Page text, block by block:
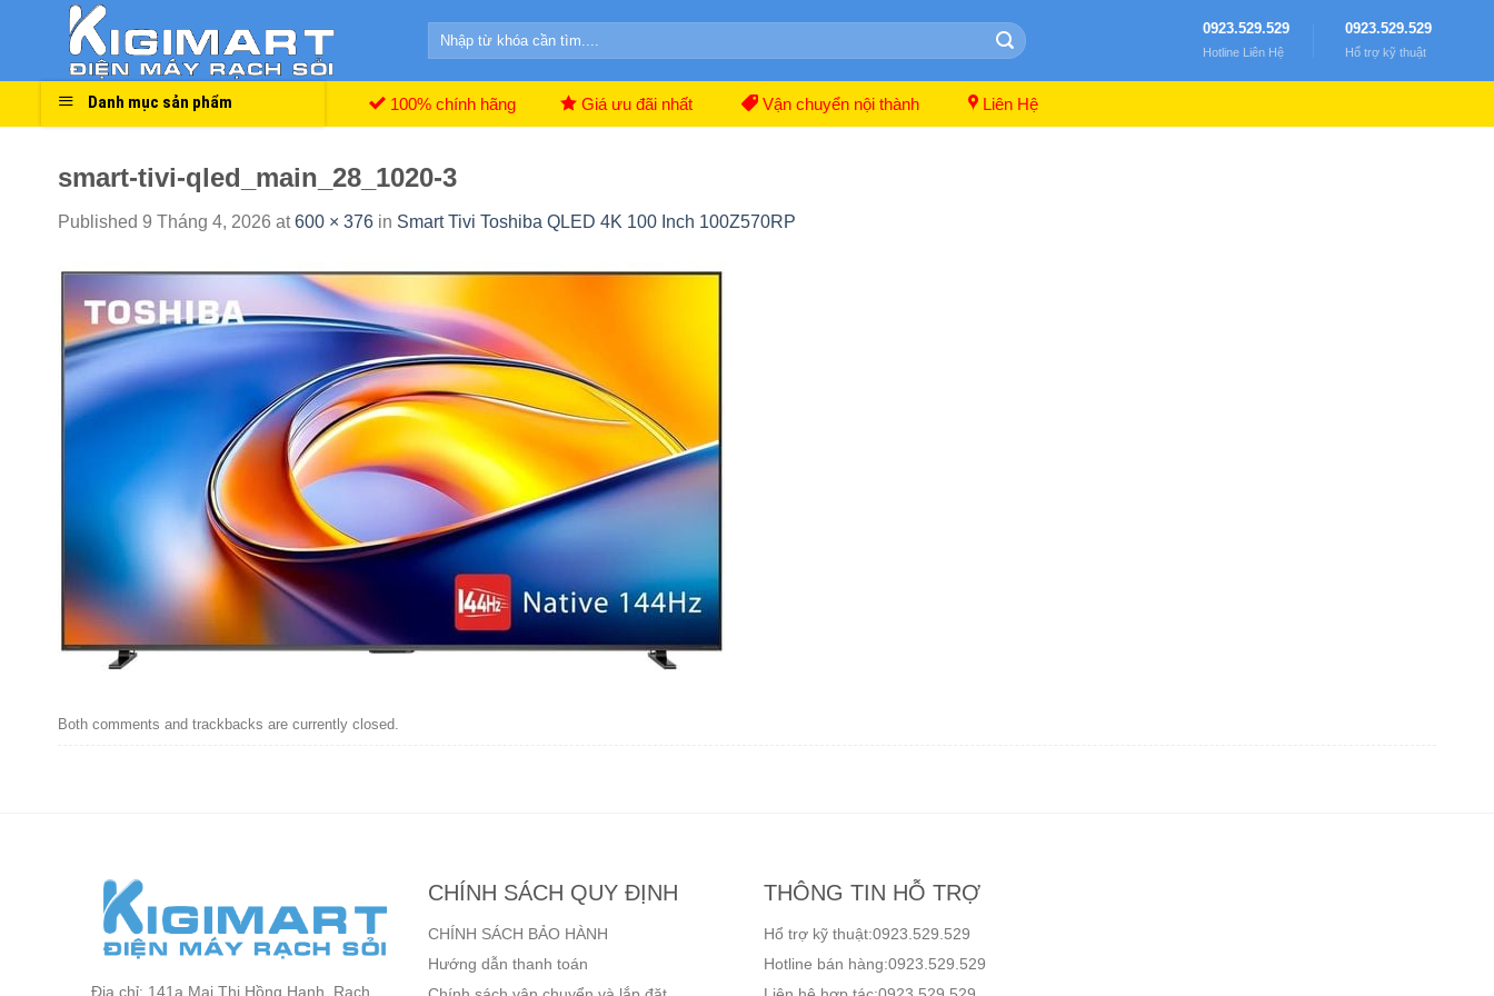
Search
0923.529.529
Hotline Liên Hệ
0923.529.529
Hổ trợ kỹ thuật
Danh mục sản phẩm 100% chính hãng Giá ưu đãi nhất Vận chuyển nội thành Liên Hệ
smart-tivi-qled_main_28_1020-3
Published 9 Tháng 4, 2026 at600 × 376 in Smart Tivi Toshiba QLED 4K 100 Inch 100Z570RP
Both comments and trackbacks are currently closed.
Địa chỉ: 141a Mai Thị Hồng Hạnh, Rạch
CHÍNH SÁCH QUY ĐỊNH
CHÍNH SÁCH BẢO HÀNH
Hướng dẫn thanh toán
THÔNG TIN HỖ TRỢ
Hổ trợ kỹ thuật:0923.529.529
Hotline bán hàng:0923.529.529